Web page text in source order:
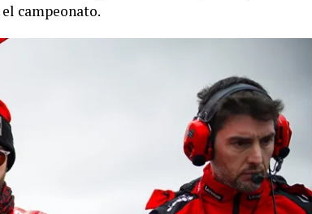
campeonato.